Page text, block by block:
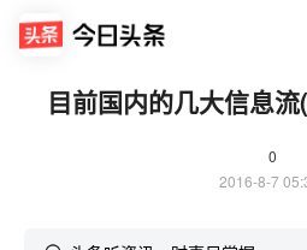
目前国内的几大信息
0
2016-8-7